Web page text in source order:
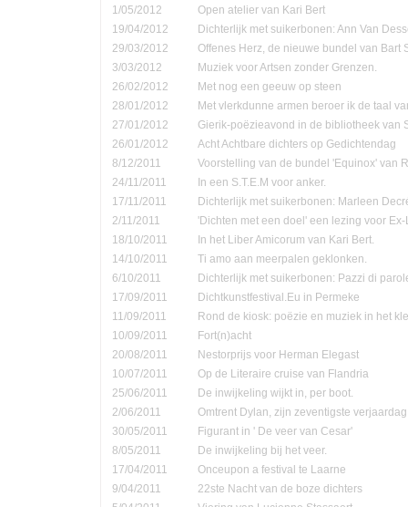
1/05/2012
Open atelier van Kari Bert
19/04/2012
Dichterlijk met suikerbonen: Ann Van
29/03/2012
Offenes Herz, de nieuwe bundel van Bart
3/03/2012
Muziek voor Artsen zonder Grenzen.
26/02/2012
Met nog een geeuw op steen
28/01/2012
Met vlerkdunne armen beroer ik de taal
27/01/2012
Gierik-poëzieavond in de bibliotheek van
26/01/2012
Acht Achtbare dichters op Gedichtendag
8/12/2011
Voorstelling van de bundel 'Equinox' van
24/11/2011
In een S.T.E.M voor anker.
17/11/2011
Dichterlijk met suikerbonen: Marleen
2/11/2011
'Dichten met een doel' een lezing voor
18/10/2011
In het Liber Amicorum van Kari Bert.
14/10/2011
Ti amo aan meerpalen geklonken.
6/10/2011
Dichterlijk met suikerbonen: Pazzi di
17/09/2011
Dichtkunstfestival.Eu in Permeke
11/09/2011
Rond de kiosk: poëzie en muziek in het
10/09/2011
Fort(n)acht
20/08/2011
Nestorprijs voor Herman Elegast
10/07/2011
Op de Literaire cruise van Flandria
25/06/2011
De inwijkeling wijkt in, per boot.
2/06/2011
Omtrent Dylan, zijn zeventigste verjaardag
30/05/2011
Figurant in ' De veer van Cesar'
8/05/2011
De inwijkeling bij het veer.
17/04/2011
Onceupon a festival te Laarne
9/04/2011
22ste Nacht van de boze dichters